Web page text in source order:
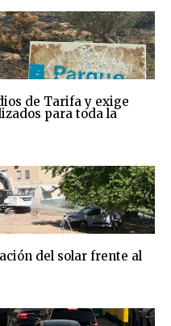
de Tarifa y exige
para toda la
del solar frente al